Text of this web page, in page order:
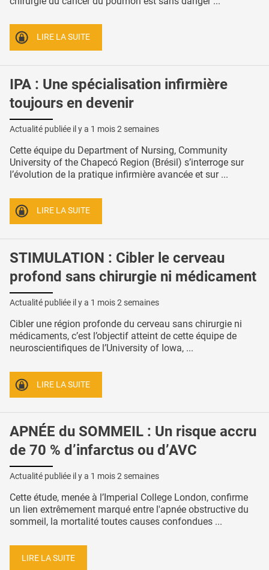
LIRE LA SUITE
IPA : Une spécialisation infirmière
toujours en devenir
Actualité publiée il y a 1 mois 2 semaines
Cette équipe du Department of Nursing, Community
University of the Chapecó Region (Brésil) s’interroge sur
l’évolution de la pratique infirmière avancée et sur ...
LIRE LA SUITE
STIMULATION : Cibler le cerveau
profond sans chirurgie ni médicament
Actualité publiée il y a 1 mois 2 semaines
Cibler une région profonde du cerveau sans chirurgie ni
médicaments, c’est l’objectif atteint de cette équipe de
neuroscientifiques de l’University of Iowa, ...
LIRE LA SUITE
APNÉE du SOMMEIL : Un risque accru
de 70 % d’infarctus ou d’AVC
Actualité publiée il y a 1 mois 2 semaines
Cette étude, menée à l’Imperial College London, confirme
un lien extrêmement marqué entre l'apnée obstructive du
sommeil, la mortalité toutes causes confondues ...
LIRE LA SUITE